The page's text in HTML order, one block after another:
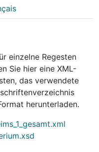
einzelne Regesten
Sie hier eine XML-
das verwendete
herunterladen.